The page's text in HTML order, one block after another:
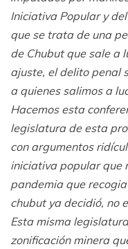
Iniciativa Popular y
que se trata de una
de Chubut que sale a
ajuste, el delito penal
a quienes salimos a
Hacemos esta
legislatura de esta
con argumentos
iniciativa popular que
pandemia que
chubut ya decidió, no
Esta misma
zonificación minera